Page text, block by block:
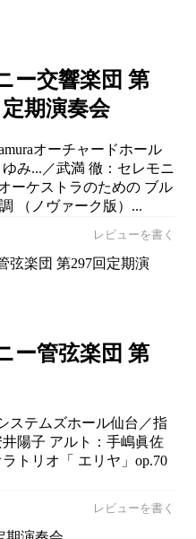
ー交響楽団 第
期演奏会
オーチャードホール
み...／武満 徹：セレモニ
ーケストラのための ブル
（ノヴァーク版）...
レビューを書く
ー管弦楽団 第
ステムズホール仙台／指
陽子 アルト：手嶋眞佐
トリオ「 エリヤ」op.70
レビューを書く